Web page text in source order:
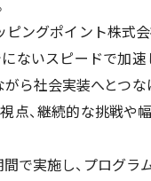
ングポイント株式
ないスピードで加
ら社会実装へとつ
点、継続的な挑戦
で実施し、プログ